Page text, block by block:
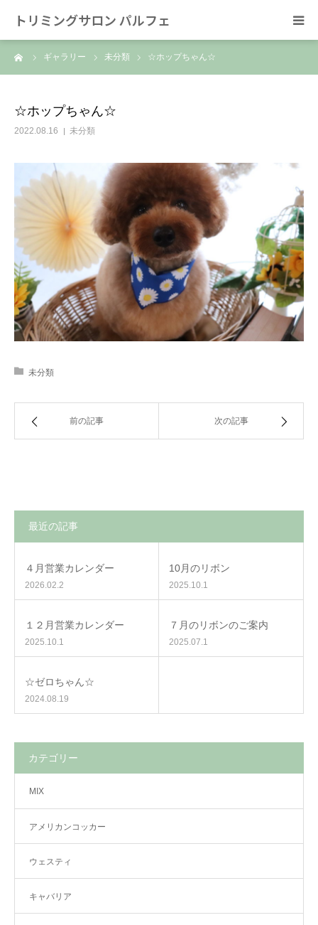
トリミングサロン パルフェ
ギャラリー 未分類 ☆ホップちゃん☆
☆ホップちゃん☆
2022.08.16 未分類
未分類
前の記事 次の記事
最近の記事
４月営業カレンダー
2026.02.2
10月のリボン
2025.10.1
１２月営業カレンダー
2025.10.1
７月のリボンのご案内
2025.07.1
☆ゼロちゃん☆
2024.08.19
カテゴリー
MIX
アメリカンコッカー
ウェスティ
キャバリア
HOME
スタッフ
SNS/リンク